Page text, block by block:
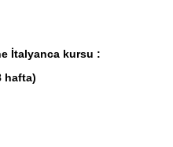
İtalyanca kursu :
hafta)